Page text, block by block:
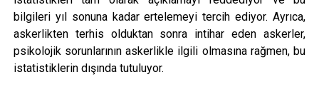
bilgileri yıl sonuna kadar ertelemeyi tercih ediyor. Ayrıca,
askerlikten terhis olduktan sonra intihar eden askerler,
psikolojik sorunlarının askerlikle ilgili olmasına rağmen, bu
istatistiklerin dışında tutuluyor.